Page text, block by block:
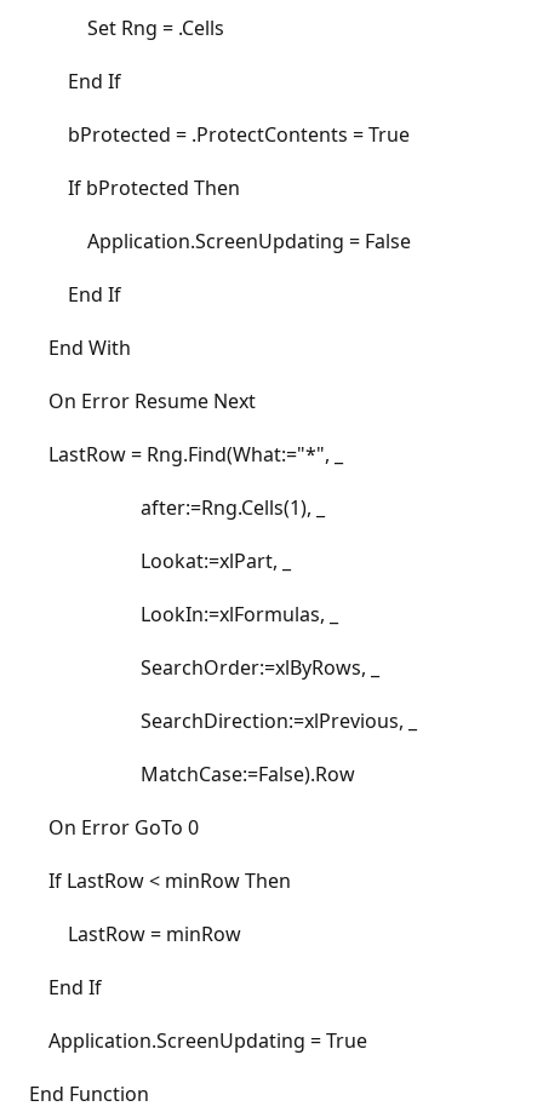
Set Rng = .Cells
End If
bProtected = .ProtectContents = True
If bProtected Then
Application.ScreenUpdating = False
End If
End With
On Error Resume Next
LastRow = Rng.Find(What:="*", _
after:=Rng.Cells(1), _
Lookat:=xlPart, _
LookIn:=xlFormulas, _
SearchOrder:=xlByRows, _
SearchDirection:=xlPrevious, _
MatchCase:=False).Row
On Error GoTo 0
If LastRow < minRow Then
LastRow = minRow
End If
Application.ScreenUpdating = True
End Function